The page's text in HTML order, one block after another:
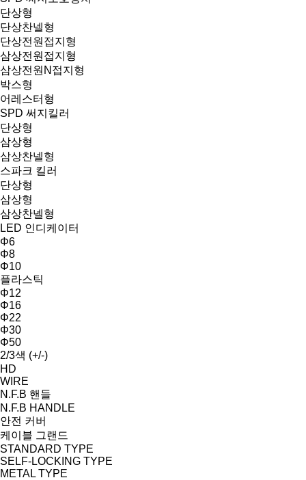
단상형
단상찬넬형
단상전원접지형
삼상전원접지형
삼상전원N접지형
박스형
어레스터형
SPD 써지킬러
단상형
삼상형
삼상찬넬형
스파크 킬러
단상형
삼상형
삼상찬넬형
LED 인디케이터
Φ6
Φ8
Φ10
플라스틱
Φ12
Φ16
Φ22
Φ30
Φ50
2/3색 (+/-)
HD
WIRE
N.F.B 핸들
N.F.B HANDLE
안전 커버
케이블 그랜드
STANDARD TYPE
SELF-LOCKING TYPE
METAL TYPE